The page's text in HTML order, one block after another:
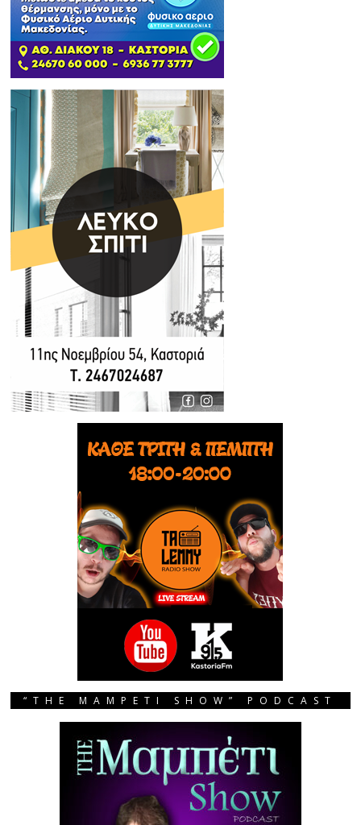
“THE MAMPETI SHOW” PODCAST